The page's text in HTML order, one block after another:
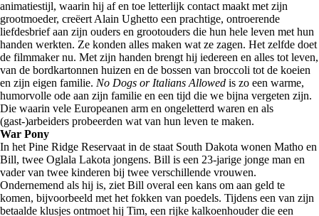
animatiestijl, waarin hij af en toe letterlijk contact maakt met zijn
grootmoeder, creëert Alain Ughetto een prachtige, ontroerende
liefdesbrief aan zijn ouders en grootouders die hun hele leven met hun
handen werkten. Ze konden alles maken wat ze zagen. Het zelfde doet
de filmmaker nu. Met zijn handen brengt hij iedereen en alles tot leven,
van de bordkartonnen huizen en de bossen van broccoli tot de koeien
en zijn eigen familie. No Dogs or Italians Allowed is zo een warme,
humorvolle ode aan zijn familie en een tijd die we bijna vergeten zijn.
Die waarin vele Europeanen arm en ongeletterd waren en als
(gast-)arbeiders probeerden wat van hun leven te maken.
War Pony
In het Pine Ridge Reservaat in de staat South Dakota wonen Matho en
Bill, twee Oglala Lakota jongens. Bill is een 23-jarige jonge man en
vader van twee kinderen bij twee verschillende vrouwen.
Ondernemend als hij is, ziet Bill overal een kans om aan geld te
komen, bijvoorbeeld met het fokken van poedels. Tijdens een van zijn
betaalde klusjes ontmoet hij Tim, een rijke kalkoenhouder die een